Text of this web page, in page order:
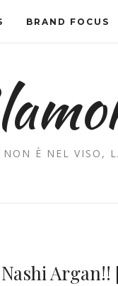
BRAND FOCUS
È NEL VISO,
Argan!!